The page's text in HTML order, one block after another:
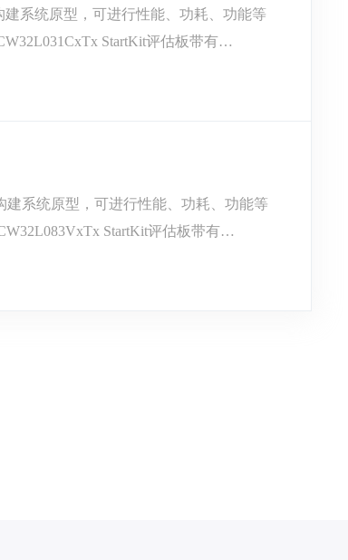
系统原型，可进行性能、功耗、功能等
StartKit评估板带有
建系统原型，可进行性能、功耗、功能等
StartKit评估板带有